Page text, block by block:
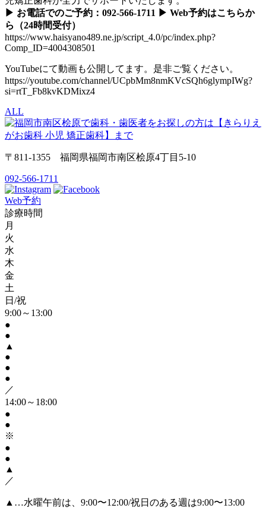
▶ お電話でのご予約：092-566-1711 ▶ Web予約はこちらか
ら（24時間受付）
https://www.haisyano489.ne.jp/script_4.0/pc/index.php?
Comp_ID=4004308501
YouTubeにて動画も公開してます。是非ご覧ください。
https://youtube.com/channel/UCpbMm8nmKVcSQh6glympIWg?
si=rtT_Fb8kvKDMixz4
ALL
〒811-1355 福岡県福岡市南区桧原4丁目5-10
092-566-1711
Web予約
診療時間
月
火
水
木
金
土
日/祝
9:00～13:00
●
●
▲
●
●
●
／
14:00～18:00
●
●
※
●
●
▲
／
▲…水曜午前は、9:00〜12:00/祝日のある週は9:00〜13:00